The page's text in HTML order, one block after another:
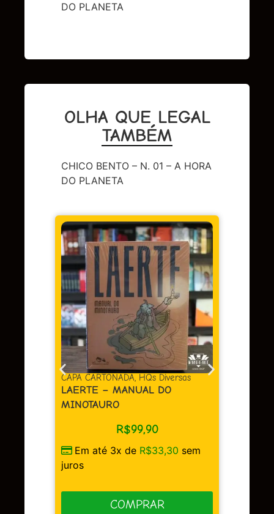
DO PLANETA
OLHA QUE LEGAL
TAMBÉM
CHICO BENTO – N. 01 – A HORA
DO PLANETA
CAPA CARTONADA, HQs Diversas
LAERTE – MANUAL DO
MINOTAURO
R$99,90
Em até 3x de R$33,30 sem
juros
COMPRAR